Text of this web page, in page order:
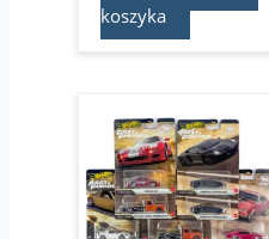
koszyka